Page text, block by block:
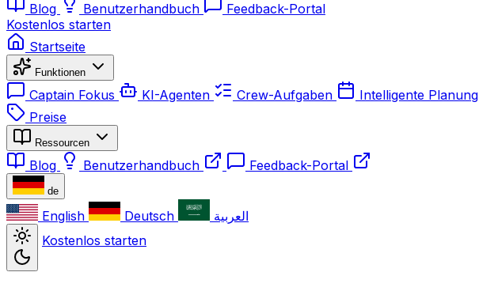
Blog
Benutzerhandbuch
Feedback-Portal
Kostenlos starten
Startseite
Funktionen
Captain Fokus KI-Agenten Crew-Aufgaben Intelligente Planung
Preise
Ressourcen
Blog Benutzerhandbuch Feedback-Portal
de
English Deutsch
العربية
Kostenlos starten